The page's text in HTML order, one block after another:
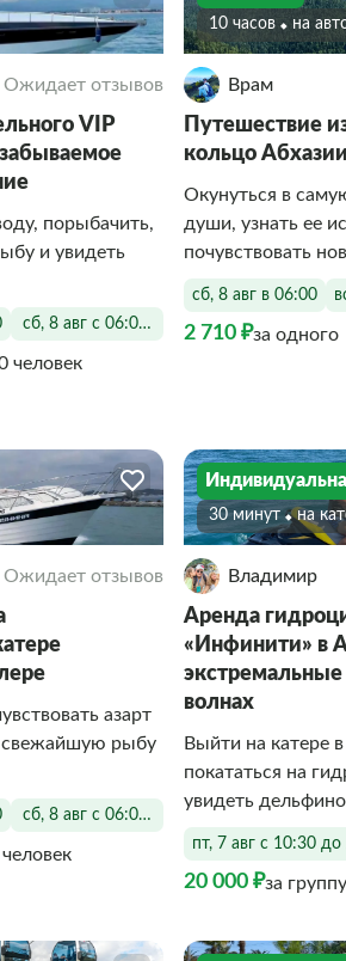
Ожидает отзывов
VIP
порыбачить,
и увидеть
сб, 8 авг с 06:00 до 20:00
человек
10 часов На
Врам
Путешествие
кольцо Абхазии
Окунуться в
души, узнать ее
почувствовать
сб, 8 авг в 06:00
2 710 ₽за одного
Ожидает отзывов
азарт
свежайшую рыбу
сб, 8 авг с 06:00 до 18:30
30 минут На
Владимир
Аренда
«Инфинити» в
волнах
Выйти на катере
покататься на
увидеть
пт, 7 авг с 10:30
20 000 ₽за